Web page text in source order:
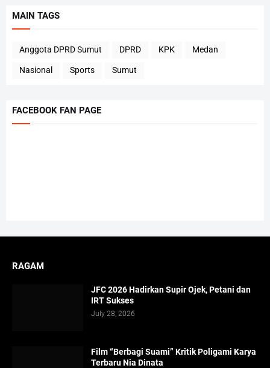
MAIN TAGS
Anggota DPRD Sumut DPRD KPK Medan
Nasional Sports Sumut
FACEBOOK FAN PAGE
RAGAM
JFC 2026 Hadirkan Supir Ojek, Petani dan
IRT Sukses
July 28, 2026
Film “Berbagi Suami” Kritik Poligami Karya
Terbaru Nia Dinata